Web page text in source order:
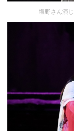
塩野さん演